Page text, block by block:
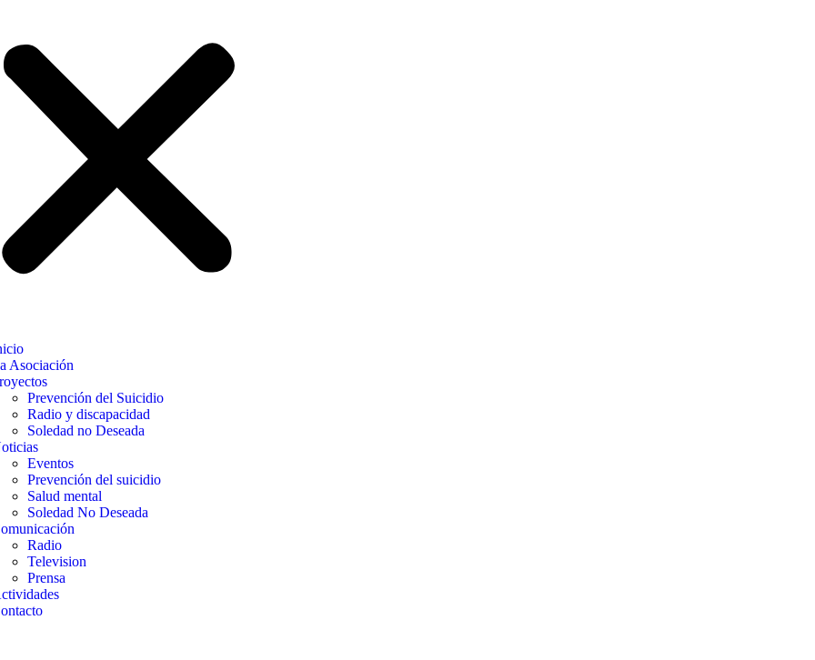
Asociación
Prevención del Suicidio
Radio y discapacidad
Soledad no Deseada
Eventos
Prevención del suicidio
Salud mental
Soledad No Deseada
Radio
Television
Prensa